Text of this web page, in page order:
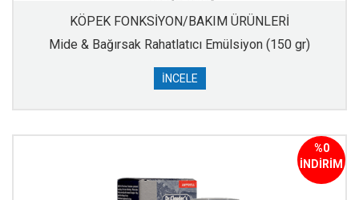
KÖPEK FONKSİYON/BAKIM ÜRÜNLERİ
Mide & Bağırsak Rahatlatıcı Emülsiyon (150 gr)
İNCELE
%0
İNDİRİM